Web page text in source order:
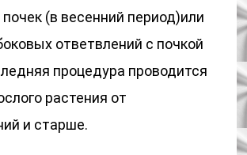
(в весенний период)или
ответвлений с почкой
процедура проводится
растения от
и старше.